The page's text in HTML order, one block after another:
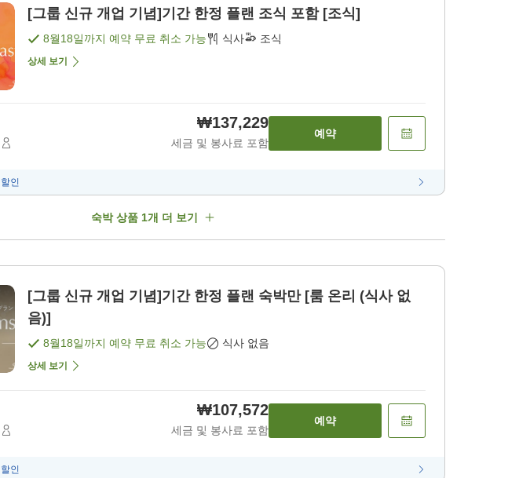
[그룹 신규 개업 기념]기간 한정 플랜 조식 포함 [조식]
8월18일까지 예약 무료 취소 가능 식사 조식
상세 보기
₩137,229
세금 및 봉사료 포함
예약
할인
숙박 상품 1개 더 보기
[그룹 신규 개업 기념]기간 한정 플랜 숙박만 [룸 온리 (식사 없
음)]
8월18일까지 예약 무료 취소 가능 식사 없음
상세 보기
₩107,572
세금 및 봉사료 포함
예약
할인